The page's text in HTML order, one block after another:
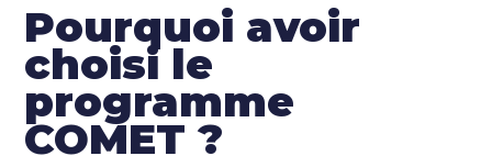
Pourquoi avoir
choisi le
programme
COMET ?